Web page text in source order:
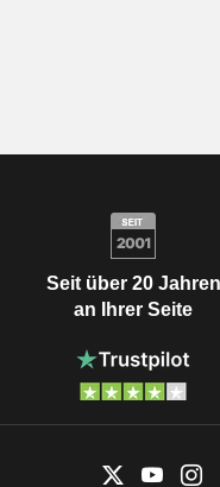
Seit über 20 Jahren
an Ihrer Seite